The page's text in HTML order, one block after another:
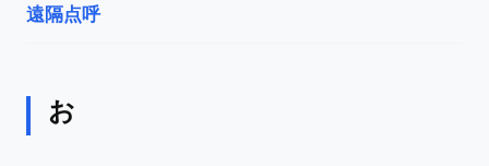
遠隔点呼
お